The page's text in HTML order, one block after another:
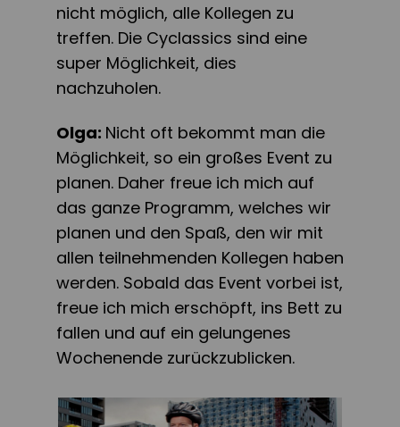
nicht möglich, alle Kollegen zu
treffen. Die Cyclassics sind eine
super Möglichkeit, dies
nachzuholen.
Olga: Nicht oft bekommt man die
Möglichkeit, so ein großes Event zu
planen. Daher freue ich mich auf
das ganze Programm, welches wir
planen und den Spaß, den wir mit
allen teilnehmenden Kollegen haben
werden. Sobald das Event vorbei ist,
freue ich mich erschöpft, ins Bett zu
fallen und auf ein gelungenes
Wochenende zurückzublicken.